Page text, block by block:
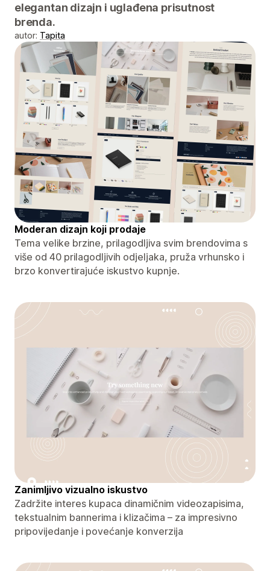
elegantan dizajn i uglađena prisutnost
brenda.
autor: Tapita
Moderan dizajn koji prodaje
Tema velike brzine, prilagodljiva svim brendovima s
više od 40 prilagodljivih odjeljaka, pruža vrhunsko i
brzo konvertirajuće iskustvo kupnje.
Zanimljivo vizualno iskustvo
Zadržite interes kupaca dinamičnim videozapisima,
tekstualnim bannerima i klizačima – za impresivno
pripovijedanje i povećanje konverzija